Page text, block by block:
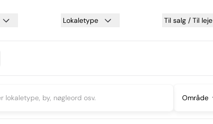
Lokaletype Til salg / Til leje
Område